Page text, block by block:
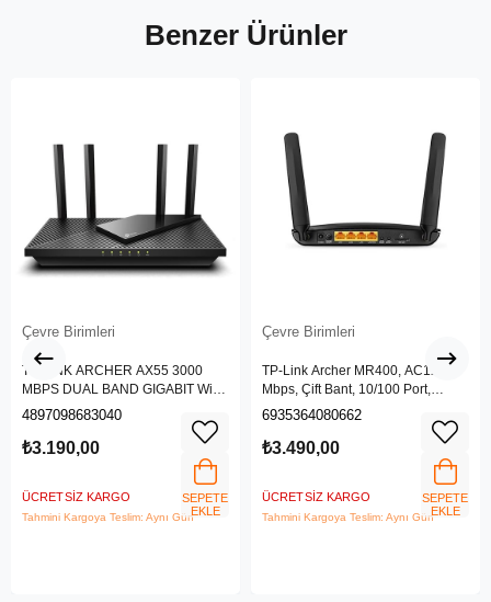
Benzer Ürünler
Çevre Birimleri
TP-LINK ARCHER AX55 3000
MBPS DUAL BAND GIGABIT Wi-Fi
6 ROUTER
4897098683040
₺3.190,00
ÜCRETSIZ KARGO
Tahmini Kargoya Teslim: Aynı Gün
SEPETE
EKLE
Çevre Birimleri
TP-Link Archer MR400, AC1200
Mbps, Çift Bant, 10/100 Port,
4G/3G SIM Yuvası, Kablosuz 4G
6935364080662
₺3.490,00
ÜCRETSIZ KARGO
Tahmini Kargoya Teslim: Aynı Gün
SEPETE
EKLE